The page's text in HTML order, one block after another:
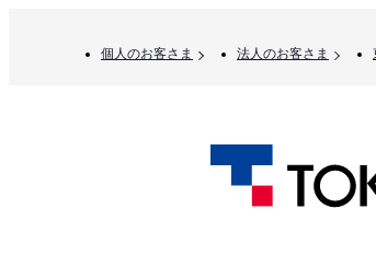
個人のお客さま 法人のお客さま